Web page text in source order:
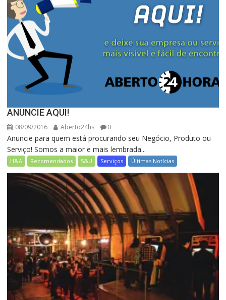
ANUNCIE AQUI!
08/09/2016 Aberto24hs 0
Anuncie para quem está procurando seu Negócio, Produto ou
Serviço! Somos a maior e mais lembrada...
H&A Recomendados S&U Serviços Últimas Notícias